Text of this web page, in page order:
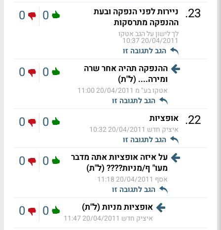
23
. ניירות לפני הנפקה ובעת
ההנפקה מתרסקות
לך לישון על הגב אטקו
20/04/2011 10:37
הגב לתגובה זו
0
0
ההנפקה תהיה אחר שרה
ומירה.... (ל"ת)
אטקו בע" מ 20/04/2011 11:00
הגב לתגובה זו
0
0
22
. אופציות
איציק חדש 20/04/2011 10:32
הגב לתגובה זו
0
0
על איזה אופציות אתה מדבר
מעו" ף/מניות???? (ל"ת)
אסף 20/04/2011 11:18
הגב לתגובה זו
0
0
אופציות מניות (ל"ת)
איציק חדש 20/04/2011 11:47
0
0